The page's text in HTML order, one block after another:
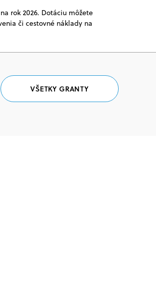
rok 2026. Dotáciu môžete
či cestovné náklady na
VŠETKY GRANTY